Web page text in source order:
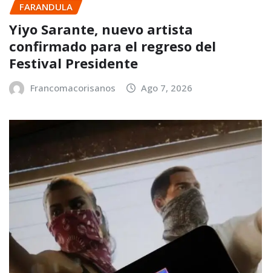
FARANDULA
Yiyo Sarante, nuevo artista
confirmado para el regreso del
Festival Presidente
Francomacorisanos Ago 7, 2026